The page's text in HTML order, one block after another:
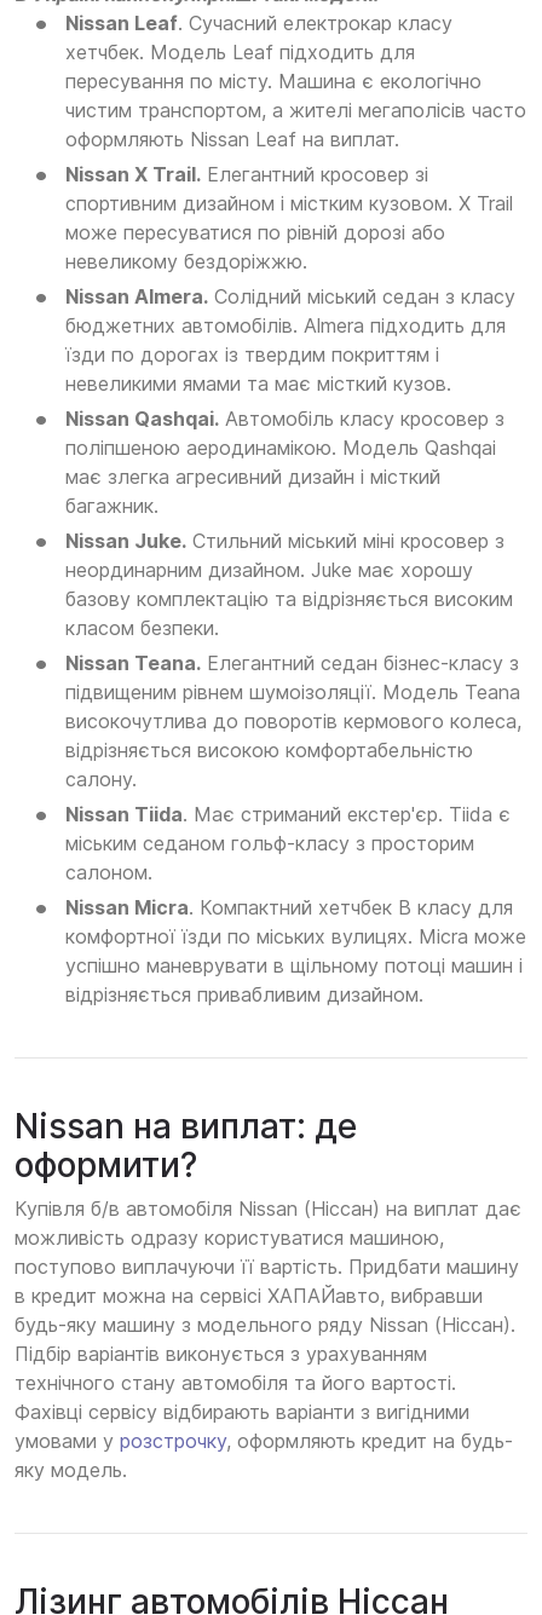
Nissan Leaf. Сучасний електрокар класу
хетчбек. Модель Leaf підходить для
пересування по місту. Машина є екологічно
чистим транспортом, а жителі мегаполісів часто
оформляють Nissan Leaf на виплат.
Nissan X Trail. Елегантний кросовер зі
спортивним дизайном і містким кузовом. X Trail
може пересуватися по рівній дорозі або
невеликому бездоріжжю.
Nissan Almera. Солідний міський седан з класу
бюджетних автомобілів. Almera підходить для
їзди по дорогах із твердим покриттям і
невеликими ямами та має місткий кузов.
Nissan Qashqai. Автомобіль класу кросовер з
поліпшеною аеродинамікою. Модель Qashqai
має злегка агресивний дизайн і місткий
багажник.
Nissan Juke. Стильний міський міні кросовер з
неординарним дизайном. Juke має хорошу
базову комплектацію та відрізняється високим
класом безпеки.
Nissan Teana. Елегантний седан бізнес-класу з
підвищеним рівнем шумоізоляції. Модель Teana
високочутлива до поворотів кермового колеса,
відрізняється високою комфортабельністю
салону.
Nissan Tiida. Має стриманий екстер'єр. Tiida є
міським седаном гольф-класу з просторим
салоном.
Nissan Micra. Компактний хетчбек B класу для
комфортної їзди по міських вулицях. Micra може
успішно маневрувати в щільному потоці машин і
відрізняється привабливим дизайном.
Nissan на виплат: де
оформити?
Купівля б/в автомобіля Nissan (Ніссан) на виплат дає
можливість одразу користуватися машиною,
поступово виплачуючи її вартість. Придбати машину
в кредит можна на сервісі ХАПАЙавто, вибравши
будь-яку машину з модельного ряду Nissan (Ніссан).
Підбір варіантів виконується з урахуванням
технічного стану автомобіля та його вартості.
Фахівці сервісу відбирають варіанти з вигідними
умовами у розстрочку, оформляють кредит на будь-
яку модель.
Лізинг автомобілів Ніссан